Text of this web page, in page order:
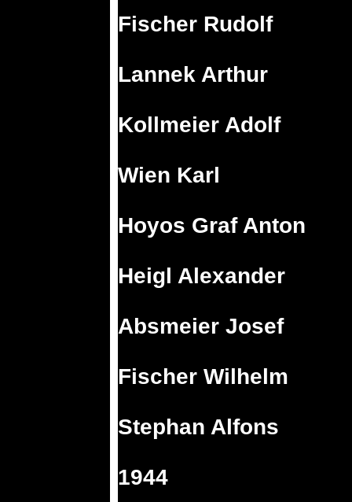
Fischer Rudolf
Lannek Arthur
Kollmeier Adolf
Wien Karl
Hoyos Graf Anton
Heigl Alexander
Absmeier Josef
Fischer Wilhelm
Stephan Alfons
1944